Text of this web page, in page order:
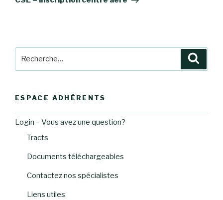
ESPACE ADHÉRENTS
Login – Vous avez une question?
Tracts
Documents téléchargeables
Contactez nos spécialistes
Liens utiles